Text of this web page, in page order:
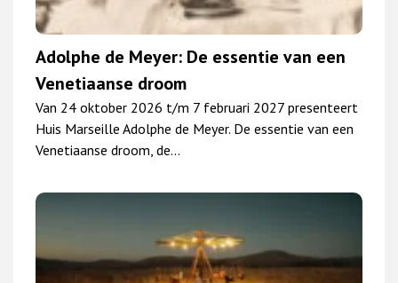
Adolphe de Meyer: De essentie van een
Venetiaanse droom
Van 24 oktober 2026 t/m 7 februari 2027 presenteert
Huis Marseille Adolphe de Meyer. De essentie van een
Venetiaanse droom, de…